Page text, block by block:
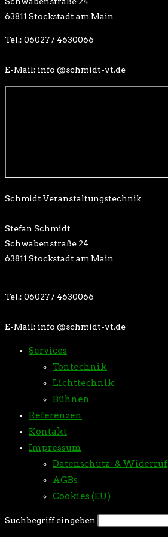
63811 Stockstadt am Main
Tel.: 06027 / 4630066
E-Mail: info @schmidt-vt.de
Schmidt Veranstaltungstechnik
Stefan Schmidt
Schwabenstraße 24
63811 Stockstadt am Main
Tel.: 06027 / 4630066
E-Mail: info @schmidt-vt.de
Services
Tontechnik
Lichttechnik
Bühnen
Referenzen
Kontakt
Impressum
Datenschutz- & Widerruf
AGBs
Cookies (EU)
Suchbegriff eingeben